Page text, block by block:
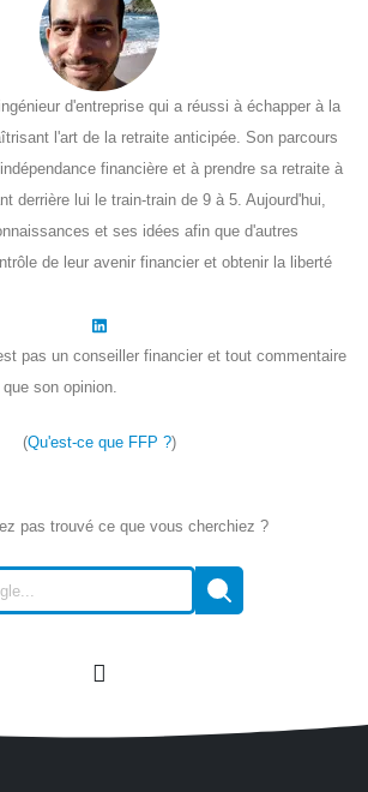
d'entreprise qui a réussi à échapper à la
l'art de la retraite anticipée. Son parcours
financière et à prendre sa retraite à
derrière lui le train-train de 9 à 5. Aujourd'hui,
et ses idées afin que d'autres
de leur avenir financier et obtenir la liberté
pas un conseiller financier et tout commentaire
son opinion.
(Qu'est-ce que FFP ?)
pas trouvé ce que vous cherchiez ?